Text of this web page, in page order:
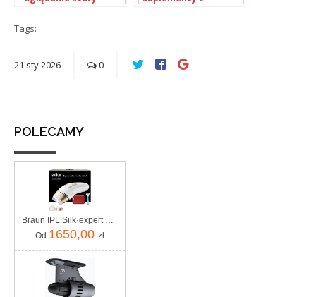
możliwe?
Tags:
21 sty2026 0
POLECAMY
Braun IPL Silk·expert Pro 5 PL5221
Od 1650,00 zł